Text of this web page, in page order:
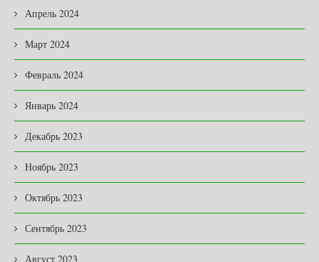
Апрель 2024
Март 2024
Февраль 2024
Январь 2024
Декабрь 2023
Ноябрь 2023
Октябрь 2023
Сентябрь 2023
Август 2023